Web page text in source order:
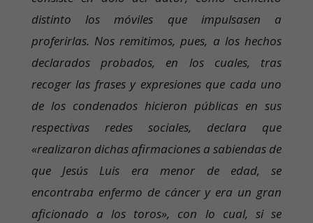
distinto los móviles que impulsasen a
proferirlas. Nos remitimos, pues, a los hechos
declarados probados, en los cuales, tras
recoger las frases y expresiones que cada uno
de los condenados hicieron públicas en sus
respectivas redes sociales, declara que
«realizaron dichas afirmaciones a sabiendas de
que Jesús Luis era menor de edad, se
encontraba enfermo de cáncer y era un gran
aficionado a los toros», con lo cual, si se